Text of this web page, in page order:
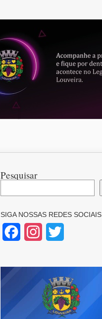
Pesquisar
SIGA NOSSAS REDES SOCIAIS
FacebookInstagram